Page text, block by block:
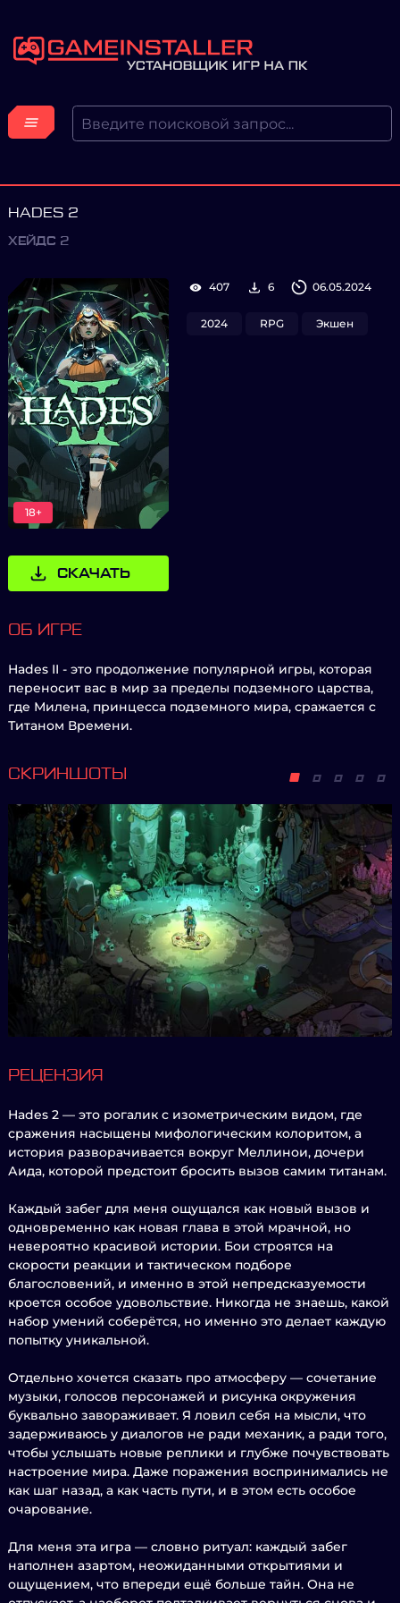
HADES 2
ХЕЙДС 2
18+
СКАЧАТЬ
407 6 06.05.2024
2024 RPG Экшен
ОБ ИГРЕ
Hades II - это продолжение популярной игры, которая
переносит вас в мир за пределы подземного царства,
где Милена, принцесса подземного мира, сражается с
Титаном Времени.
СКРИНШОТЫ
РЕЦЕНЗИЯ
Hades 2 — это рогалик с изометрическим видом, где
сражения насыщены мифологическим колоритом, а
история разворачивается вокруг Меллинои, дочери
Аида, которой предстоит бросить вызов самим титанам.
Каждый забег для меня ощущался как новый вызов и
одновременно как новая глава в этой мрачной, но
невероятно красивой истории. Бои строятся на
скорости реакции и тактическом подборе
благословений, и именно в этой непредсказуемости
кроется особое удовольствие. Никогда не знаешь, какой
набор умений соберётся, но именно это делает каждую
попытку уникальной.
Отдельно хочется сказать про атмосферу — сочетание
музыки, голосов персонажей и рисунка окружения
буквально завораживает. Я ловил себя на мысли, что
задерживаюсь у диалогов не ради механик, а ради того,
чтобы услышать новые реплики и глубже почувствовать
настроение мира. Даже поражения воспринимались не
как шаг назад, а как часть пути, и в этом есть особое
очарование.
Для меня эта игра — словно ритуал: каждый забег
наполнен азартом, неожиданными открытиями и
ощущением, что впереди ещё больше тайн. Она не